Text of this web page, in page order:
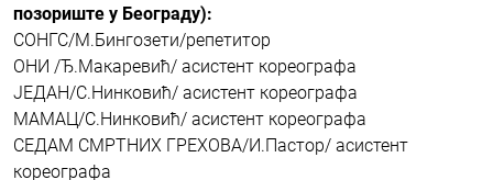
позориште у Београду):
СОНГС/М.Бингозети/репетитор
ОНИ /Ђ.Макаревић/ асистент кореографа
ЈЕДАН/С.Нинковић/ асистент кореографа
МАМАЦ/С.Нинковић/ асистент кореографа
СЕДАМ СМРТНИХ ГРЕХОВА/И.Пастор/ асистент
кореографа